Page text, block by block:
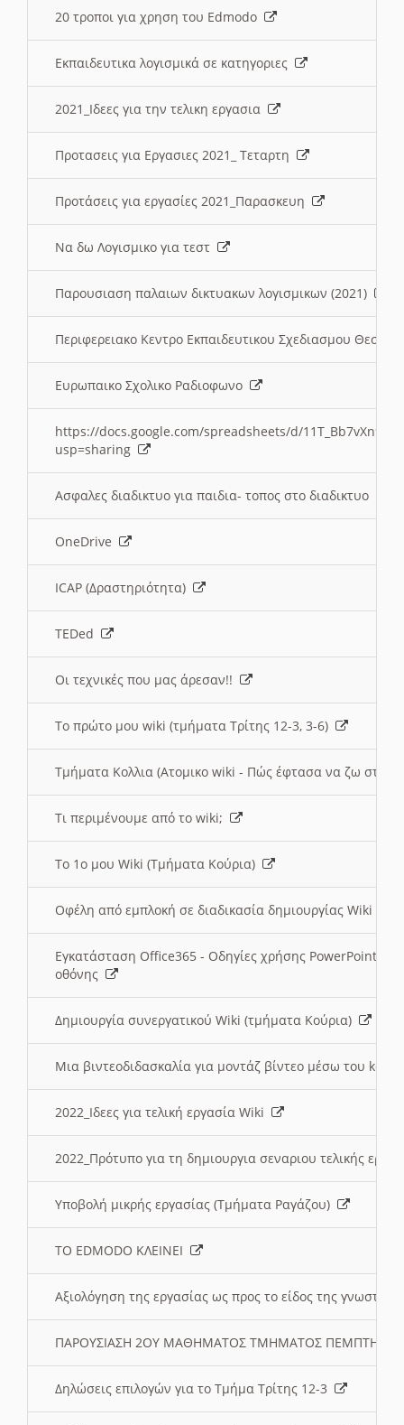
20 τροποι για χρηση του Edmodo
Εκπαιδευτικα λογισμικά σε κατηγοριες
2021_Ιδεες για την τελικη εργασια
Προτασεις για Εργασιες 2021_ Τεταρτη
Προτάσεις για εργασίες 2021_Παρασκευη
Να δω Λογισμικο για τεστ
Παρουσιαση παλαιων δικτυακων λογισμικων (2021)
Περιφερειακο Κεντρο Εκπαιδευτικου Σχεδιασμου
Ευρωπαικο Σχολικο Ραδιοφωνο
https://docs.google.com/spreadsheets/d/
usp=sharing
Ασφαλες διαδικτυο για παιδια- τοπος στο διαδικτυο
OneDrive
ICAP (Δραστηριότητα)
TEDed
Οι τεχνικές που μας άρεσαν!!
Το πρώτο μου wiki (τμήματα Τρίτης 12-3, 3-6)
Τμήματα Κολλια (Ατομικο wiki - Πώς έφτασα να ζω στην
Τι περιμένουμε από το wiki;
Το 1ο μου Wiki (Τμήματα Κούρια)
Οφέλη από εμπλοκή σε διαδικασία δημιουργίας Wiki
Εγκατάσταση Office365 - Οδηγίες χρήσης PowerPoint
οθόνης
Δημιουργία συνεργατικού Wiki (τμήματα Κούρια)
Μια βιντεοδιδασκαλία για μοντάζ βίντεο μέσω του
2022_Ιδεες για τελική εργασία Wiki
2022_Πρότυπο για τη δημιουργια σεναριου τελικής
Υποβολή μικρής εργασίας (Τμήματα Ραγάζου)
ΤΟ EDMODO ΚΛΕΙΝΕΙ
Αξιολόγηση της εργασίας ως προς το είδος της
ΠΑΡΟΥΣΙΑΣΗ 2ΟΥ ΜΑΘΗΜΑΤΟΣ ΤΜΗΜΑΤΟΣ
Δηλώσεις επιλογών για το Τμήμα Τρίτης 12-3